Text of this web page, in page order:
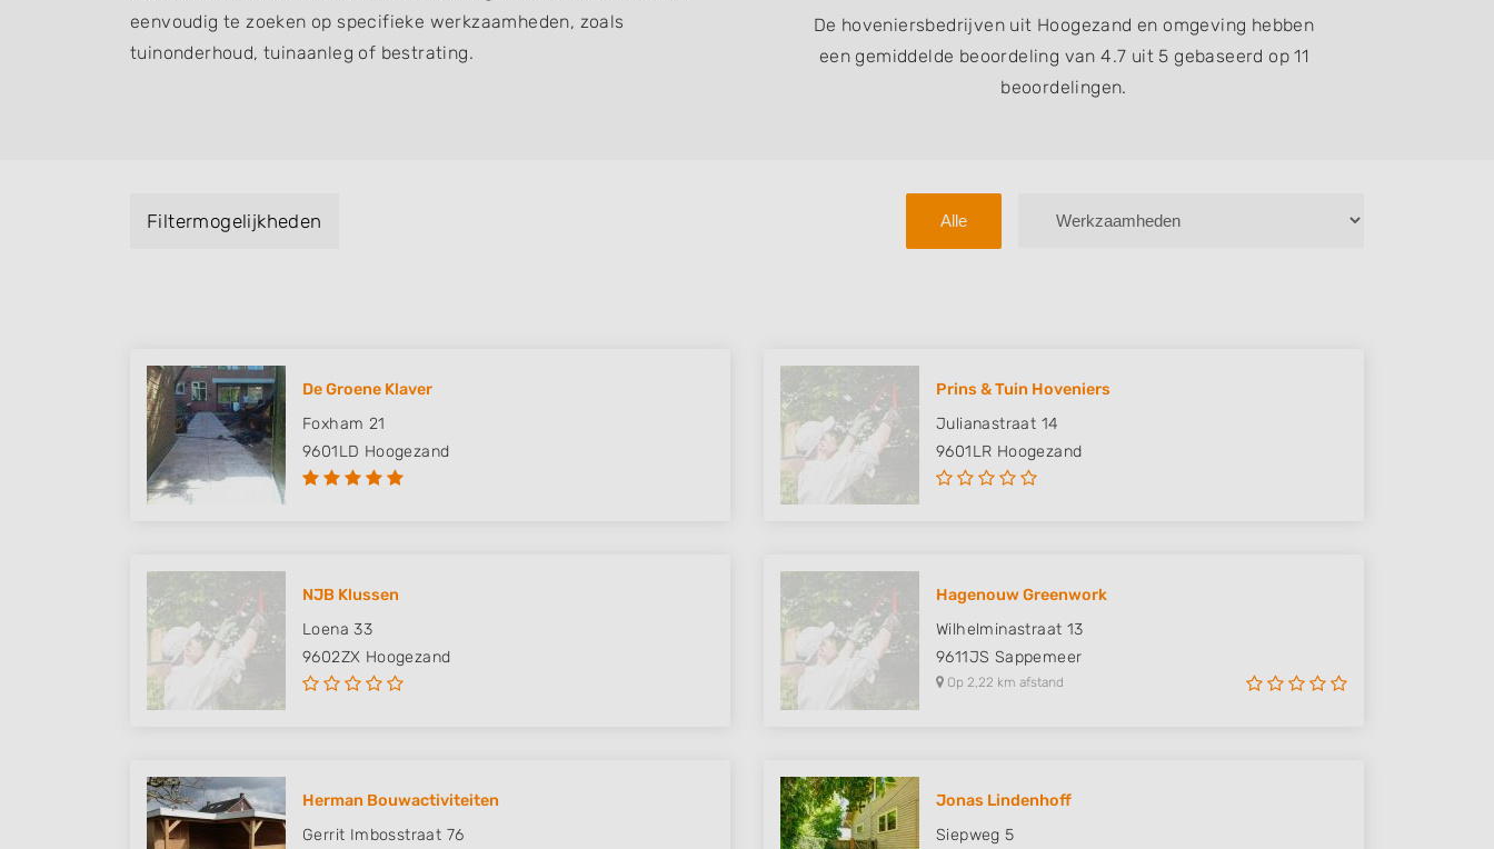
eenvoudig te zoeken op specifieke werkzaamheden, zoals
tuinonderhoud, tuinaanleg of bestrating.
De hoveniersbedrijven uit Hoogezand en omgeving hebben
een gemiddelde beoordeling van 4.7 uit 5 gebaseerd op 11
beoordelingen.
Filtermogelijkheden Alle
De Groene Klaver
Foxham 21
9601LD Hoogezand
Prins & Tuin Hoveniers
Julianastraat 14
9601LR Hoogezand
NJB Klussen
Loena 33
9602ZX Hoogezand
Hagenouw Greenwork
Wilhelminastraat 13
9611JS Sappemeer
Op 2,22 km afstand
Herman Bouwactiviteiten
Gerrit Imbosstraat 76
Jonas Lindenhoff
Siepweg 5